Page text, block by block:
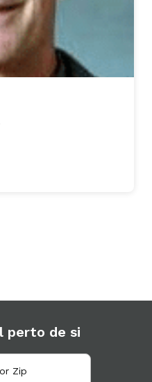
perto de si